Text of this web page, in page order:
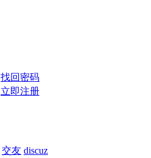
找回密码
立即注册
交友 discuz